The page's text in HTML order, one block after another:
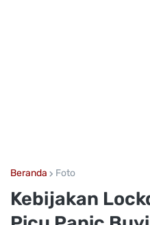
Beranda Foto
Kebijakan